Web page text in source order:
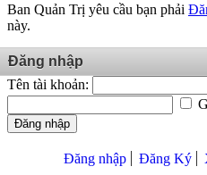
Ban Quản Trị yêu cầu bạn phải
này.
Đăng nhập
Tên tài khoản:
Đăng nhập
Đăng nhập Đăng Ký